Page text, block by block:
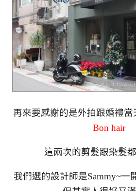
再來要感謝的是外拍跟婚禮當
Bon hair
這兩次的剪髮跟染髮
我們選的設計師是Sammy~一